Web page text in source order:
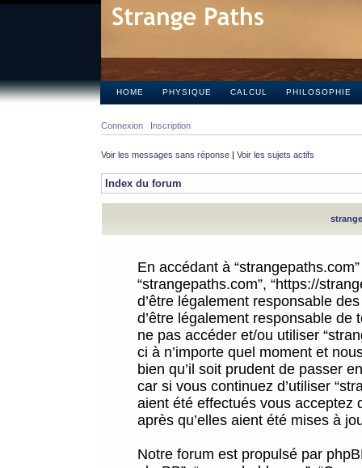
HOME PHYSIQUE CALCUL PHILOSOPHIE
Connexion Inscription
Voir les messages sans réponse | Voir les sujets actifs
Index du forum
En accédant à
“strangepaths.com”, “https://
d’être légalement responsable
d’être légalement responsable
ne pas accéder et/ou utiliser
ci à n’importe quel moment et
bien qu’il soit prudent de passer
car si vous continuez d’utiliser
aient été effectués vous acceptez
après qu’elles aient été mises à
Notre forum est propulsé par